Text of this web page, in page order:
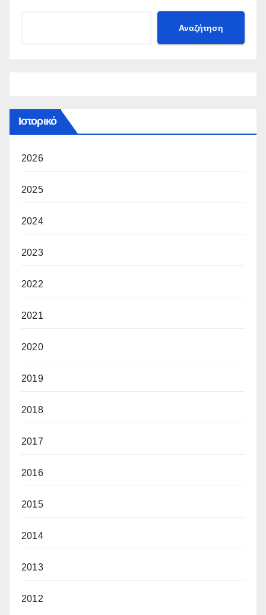
Αναζήτηση
Ιστορικό
2026
2025
2024
2023
2022
2021
2020
2019
2018
2017
2016
2015
2014
2013
2012